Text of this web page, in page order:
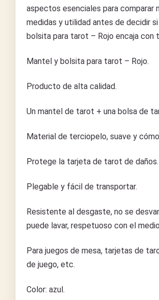
aspectos esenciales para comparar
medidas y utilidad antes de decidir
bolsita para tarot – Rojo encaja con
Mantel y bolsita para tarot – Rojo.
Producto de alta calidad.
Un mantel de tarot + una bolsa de
Material de terciopelo, suave y
Protege la tarjeta de tarot de daños.
Plegable y fácil de transportar.
Resistente al desgaste, no se
puede lavar, respetuoso con el
Para juegos de mesa, tarjetas de
de juego, etc.
Color: azul.